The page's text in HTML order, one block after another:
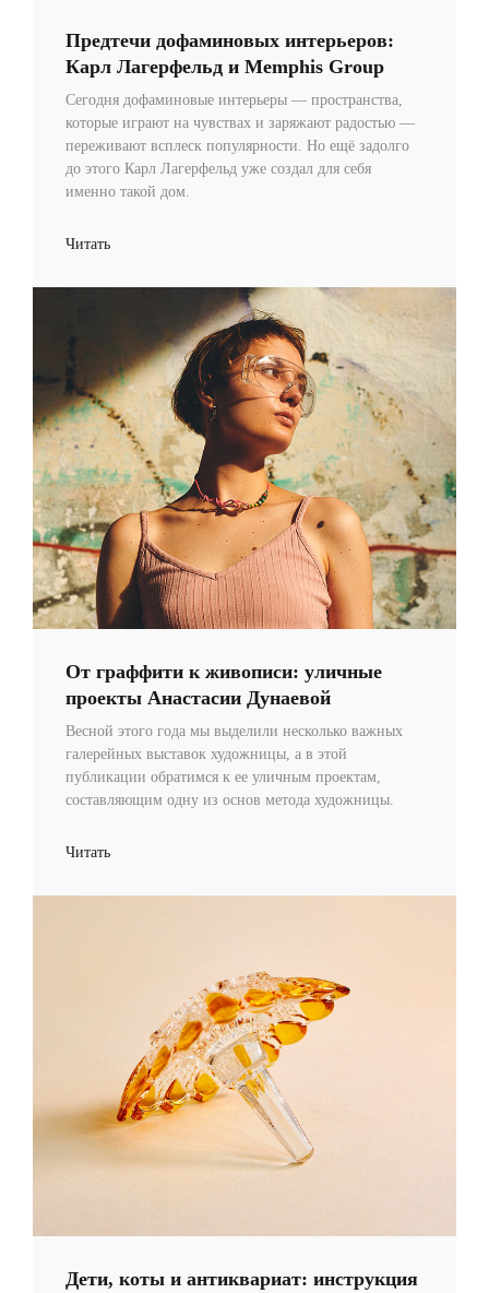
Предтечи дофаминовых интерьеров:
Карл Лагерфельд и Memphis Group
Сегодня дофаминовые интерьеры — пространства,
которые играют на чувствах и заряжают радостью —
переживают всплеск популярности. Но ещё задолго
до этого Карл Лагерфельд уже создал для себя
именно такой дом.
Читать
От граффити к живописи: уличные
проекты Анастасии Дунаевой
Весной этого года мы выделили несколько важных
галерейных выставок художницы, а в этой
публикации обратимся к ее уличным проектам,
составляющим одну из основ метода художницы.
Читать
Дети, коты и антиквариат: инструкция